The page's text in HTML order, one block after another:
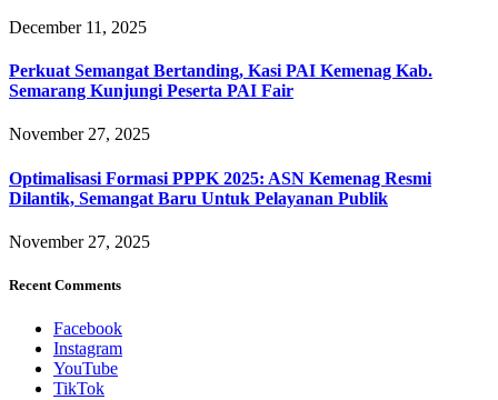
December 11, 2025
Perkuat Semangat Bertanding, Kasi PAI Kemenag Kab.
Semarang Kunjungi Peserta PAI Fair
November 27, 2025
Optimalisasi Formasi PPPK 2025: ASN Kemenag Resmi
Dilantik, Semangat Baru Untuk Pelayanan Publik
November 27, 2025
Recent Comments
Facebook
Instagram
YouTube
TikTok